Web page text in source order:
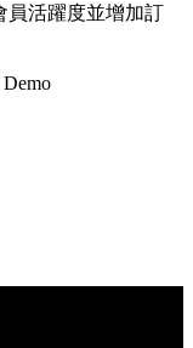
員活躍度並增加訂